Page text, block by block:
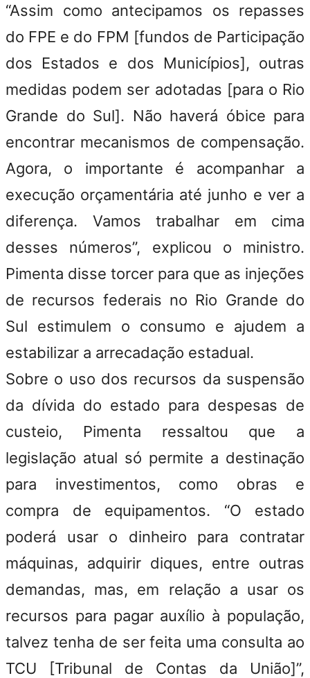
“Assim como antecipamos os repasses
do FPE e do FPM [fundos de Participação
dos Estados e dos Municípios], outras
medidas podem ser adotadas [para o Rio
Grande do Sul]. Não haverá óbice para
encontrar mecanismos de compensação.
Agora, o importante é acompanhar a
execução orçamentária até junho e ver a
diferença. Vamos trabalhar em cima
desses números”, explicou o ministro.
Pimenta disse torcer para que as injeções
de recursos federais no Rio Grande do
Sul estimulem o consumo e ajudem a
estabilizar a arrecadação estadual.
Sobre o uso dos recursos da suspensão
da dívida do estado para despesas de
custeio, Pimenta ressaltou que a
legislação atual só permite a destinação
para investimentos, como obras e
compra de equipamentos. “O estado
poderá usar o dinheiro para contratar
máquinas, adquirir diques, entre outras
demandas, mas, em relação a usar os
recursos para pagar auxílio à população,
talvez tenha de ser feita uma consulta ao
TCU [Tribunal de Contas da União]”,